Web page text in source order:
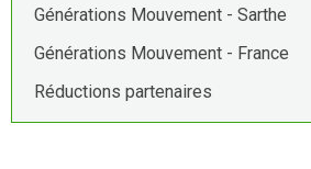
Générations Mouvement - Sarthe
Générations Mouvement - France
Réductions partenaires